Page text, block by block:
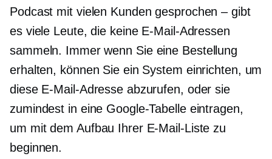
Podcast mit vielen Kunden gesprochen – gibt
es viele Leute, die keine E-Mail-Adressen
sammeln. Immer wenn Sie eine Bestellung
erhalten, können Sie ein System einrichten, um
diese E-Mail-Adresse abzurufen, oder sie
zumindest in eine Google-Tabelle eintragen,
um mit dem Aufbau Ihrer E-Mail-Liste zu
beginnen.